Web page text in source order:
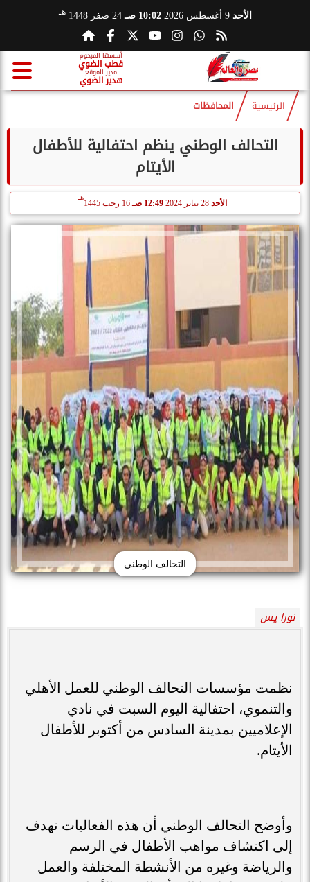
الأحد 9 أغسطس 2026 10:02 صـ 24 صفر 1448 هـ
أسسها المرحوم
قطب الضوي
مدير الموقع
هدير الضوي
الرئيسية المحافظات
التحالف الوطني ينظم احتفالية للأطفال
الأيتام
الأحد 28 يناير 2024 12:49 صـ 16 رجب 1445
هـ
التحالف الوطني
نورا يس
نظمت مؤسسات التحالف الوطني للعمل الأهلي
والتنموي، احتفالية اليوم السبت في نادي
الإعلاميين بمدينة السادس من أكتوبر للأطفال
الأيتام.
وأوضح التحالف الوطني أن هذه الفعاليات تهدف
إلى اكتشاف مواهب الأطفال في الرسم
والرياضة وغيره من الأنشطة المختلفة والعمل